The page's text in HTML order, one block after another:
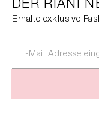
DER RIANI
Erhalte exklusive